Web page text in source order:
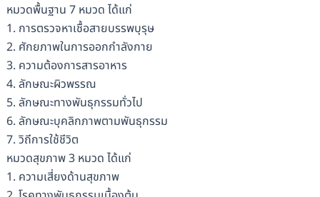
หมวดพื้นฐาน 7 หมวด ได้แก่
1. การตรวจหาเชื้อสายบรรพบุรุษ
2. ศักยภาพในการออกกำลังกาย
3. ความต้องการสารอาหาร
4. ลักษณะผิวพรรณ
5. ลักษณะทางพันธุกรรมทั่วไป
6. ลักษณะบุคลิกภาพตามพันธุกรรม
7. วิถีการใช้ชีวิต
หมวดสุขภาพ 3 หมวด ได้แก่
1. ความเสี่ยงด้านสุขภาพ